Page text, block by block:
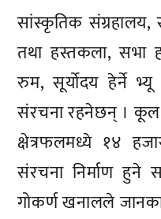
सांस्कृतिक संग्रहालय,
तथा हस्तकला, सभा
रुम, सूर्योदय हेर्ने भ्यू
संरचना रहनेछन् ।
क्षेत्रफलमध्ये १४
संरचना निर्माण हुने
गोकर्ण खनालले